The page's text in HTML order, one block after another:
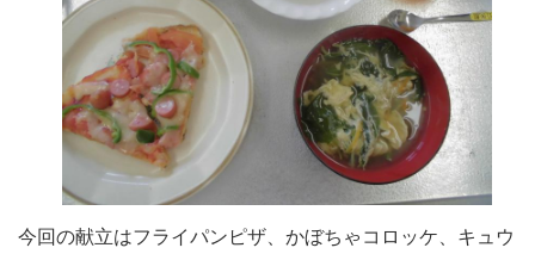
今回の献立はフライパンピザ、かぼちゃコロッケ、キュウ